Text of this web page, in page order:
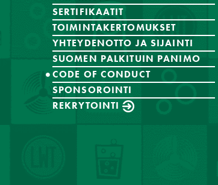
SERTIFIKAATIT
TOIMINTAKERTOMUKSET
YHTEYDENOTTO JA SIJAINTI
SUOMEN PALKITUIN PANIMO
CODE OF CONDUCT
SPONSOROINTI
REKRYTOINTI